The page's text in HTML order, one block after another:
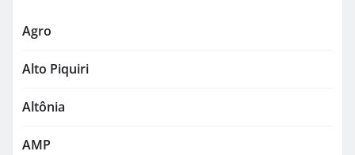
Agro
Alto Piquiri
Altônia
AMP